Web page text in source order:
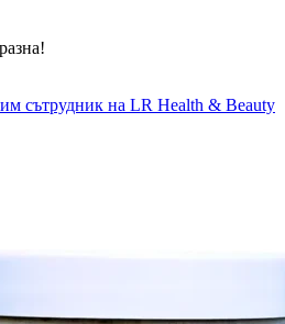
сътрудник на LR Health & Beauty